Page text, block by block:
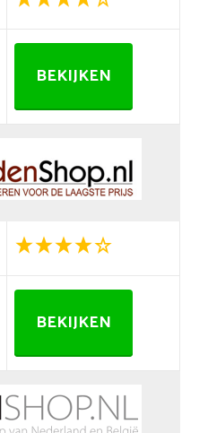
BEKIJKEN
BEKIJKEN